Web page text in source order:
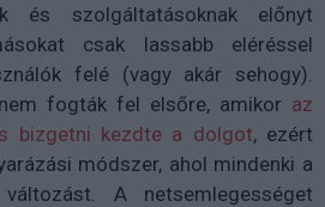
és szolgáltatásoknak előnyt
csak lassabb eléréssel
felé (vagy akár sehogy).
fogták fel elsőre, amikor az
bizgetni kezdte a dolgot, ezért
módszer, ahol mindenki a
A netsemlegességet